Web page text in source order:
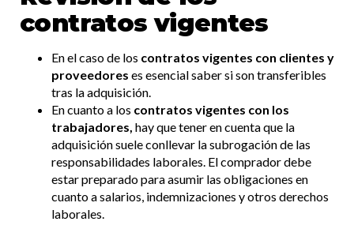
contratos vigentes
En el caso de los contratos vigentes con clientes y
proveedores es esencial saber si son transferibles
tras la adquisición.
En cuanto a los contratos vigentes con los
trabajadores, hay que tener en cuenta que la
adquisición suele conllevar la subrogación de las
responsabilidades laborales. El comprador debe
estar preparado para asumir las obligaciones en
cuanto a salarios, indemnizaciones y otros derechos
laborales.